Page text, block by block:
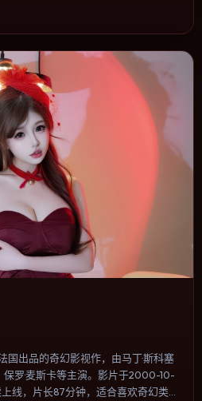
类型片补片的选择。
国出品的奇幻影视作，由马丁·斯科塞
保罗·麦斯卡等主演。影片于2000-10-
线，片长87分钟，适合喜欢奇幻类